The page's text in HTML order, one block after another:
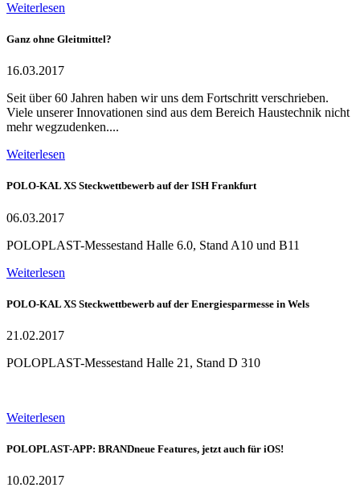
Weiterlesen
Ganz ohne Gleitmittel?
16.03.2017
Seit über 60 Jahren haben wir uns dem Fortschritt verschrieben.
Viele unserer Innovationen sind aus dem Bereich Haustechnik nicht
mehr wegzudenken....
Weiterlesen
POLO-KAL XS Steckwettbewerb auf der ISH Frankfurt
06.03.2017
POLOPLAST-Messestand Halle 6.0, Stand A10 und B11
Weiterlesen
POLO-KAL XS Steckwettbewerb auf der Energiesparmesse in Wels
21.02.2017
POLOPLAST-Messestand Halle 21, Stand D 310
Weiterlesen
POLOPLAST-APP: BRANDneue Features, jetzt auch für iOS!
10.02.2017